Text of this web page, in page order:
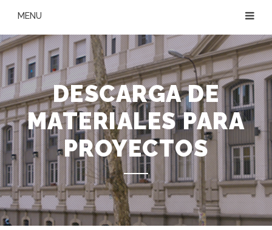
navegación
principal
DESCARGA DE
MATERIALES PARA
PROYECTOS